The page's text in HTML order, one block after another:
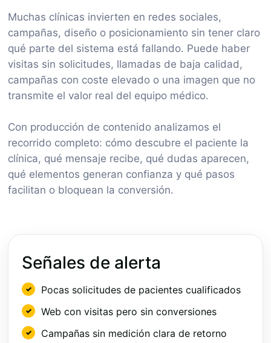
Muchas clínicas invierten en redes sociales,
campañas, diseño o posicionamiento sin tener claro
qué parte del sistema está fallando. Puede haber
visitas sin solicitudes, llamadas de baja calidad,
campañas con coste elevado o una imagen que no
transmite el valor real del equipo médico.
Con producción de contenido analizamos el
recorrido completo: cómo descubre el paciente la
clínica, qué mensaje recibe, qué dudas aparecen,
qué elementos generan confianza y qué pasos
facilitan o bloquean la conversión.
Señales de alerta
Pocas solicitudes de pacientes cualificados
Web con visitas pero sin conversiones
Campañas sin medición clara de retorno